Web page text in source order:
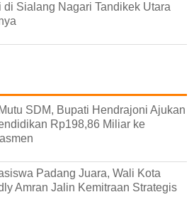
di Sialang Nagari Tandikek Utara
SDM, Bupati Hendrajoni Ajukan
Rp198,86 Miliar ke
Padang Juara, Wali Kota
Amran Jalin Kemitraan Strategis